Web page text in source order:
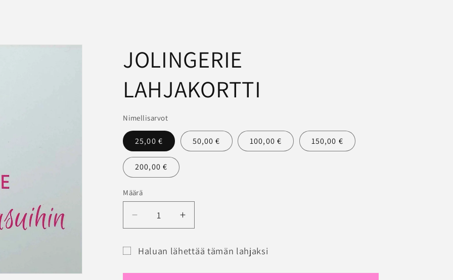
JOLINGERIE
LAHJAKORTTI
Nimellisarvot
25,00 € 50,00 € 100,00 € 150,00 €
200,00 €
Määrä
Määrä
Vähennä
tuotteen
LAHJAKORTTI
Lisää
tuotteen
LAHJAKORTTI
Haluan lähettää tämän lahjaksi